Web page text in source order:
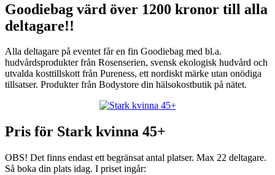
Goodiebag värd över 1200 kronor till alla
deltagare!!
Alla deltagare på eventet får en fin Goodiebag med bl.a.
hudvårdsprodukter från Rosenserien, svensk ekologisk hudvård och
utvalda kosttillskott från Pureness, ett nordiskt märke utan onödiga
tillsatser. Produkter från Bodystore din hälsokostbutik på nätet.
Pris för Stark kvinna 45+
OBS! Det finns endast ett begränsat antal platser. Max 22 deltagare.
Så boka din plats idag. I priset ingår: